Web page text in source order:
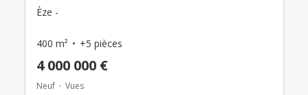
Èze -
400 m² +5 pièces
4 000 000 €
Neuf Vues